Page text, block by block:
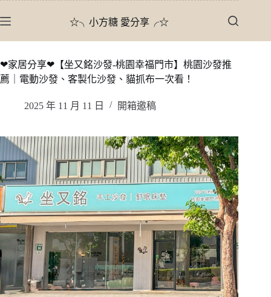
至
內
容
☆╮小方糖 愛分享╭☆
❤家居分享❤【坐又銘沙發-桃園幸福門市】桃園沙發推
薦｜電動沙發、客製化沙發、貓抓布一次看！
2025 年 11 月 11 日 開箱邀稿